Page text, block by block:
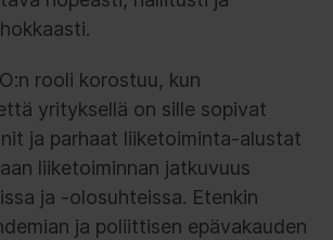
rooli korostuu, kun
yrityksellä on sille sopivat
ja parhaat liiketoiminta-alustat
liiketoiminnan jatkuvuus
ja -olosuhteissa. Etenkin
ja poliittisen epävakauden